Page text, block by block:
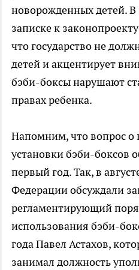
новорожденных детей.
записке к
что государство не
детей и акцентирует
бэби-боксы нарушают
правах ребенка.
Напомним, что вопрос о
установки бэби-боксов
первый год. Так, в
Федерации обсуждали
регламентирующий
использования бэби-
года Павел Астахов,
занимал должность